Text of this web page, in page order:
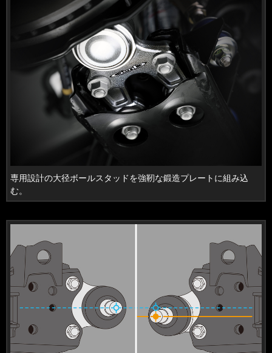
専用設計の大径ボールスタッドを強靭な鍛造プレートに組み込
む。